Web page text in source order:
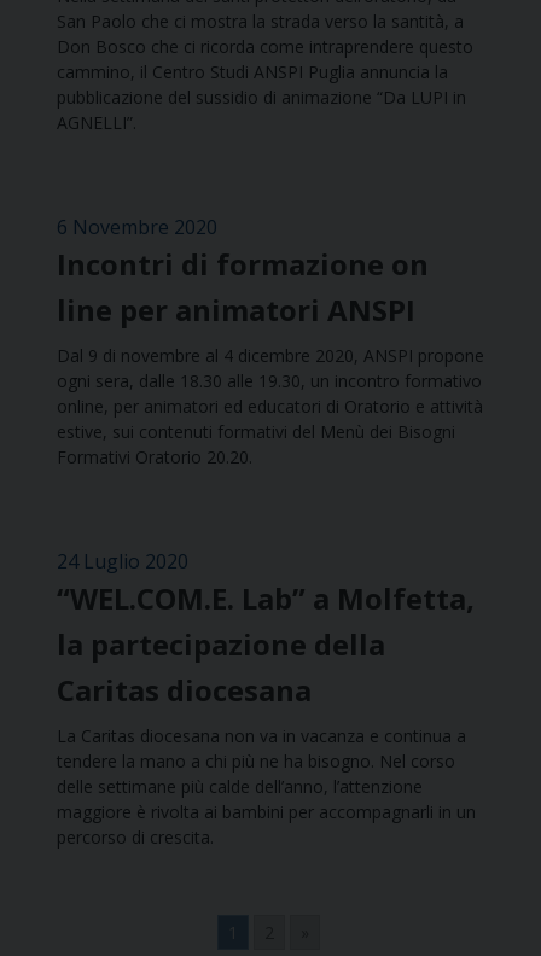
San Paolo che ci mostra la strada verso la santità, a
Don Bosco che ci ricorda come intraprendere questo
cammino, il Centro Studi ANSPI Puglia annuncia la
pubblicazione del sussidio di animazione “Da LUPI in
AGNELLI”.
6 Novembre 2020
Incontri di formazione on
line per animatori ANSPI
Dal 9 di novembre al 4 dicembre 2020,​ ANSPI propone
ogni sera,​ dalle 18.30 alle 19.30,​ un incontro formativo
online, per animatori ed educatori di Oratorio e attività
estive, sui contenuti formativi del Menù dei Bisogni
Formativi Oratorio 20.20.
24 Luglio 2020
“WEL.COM.E. Lab” a Molfetta,
la partecipazione della
Caritas diocesana
La Caritas diocesana non va in vacanza e continua a
tendere la mano a chi più ne ha bisogno. Nel corso
delle settimane più calde dell’anno, l’attenzione
maggiore è rivolta ai bambini per accompagnarli in un
percorso di crescita.
1